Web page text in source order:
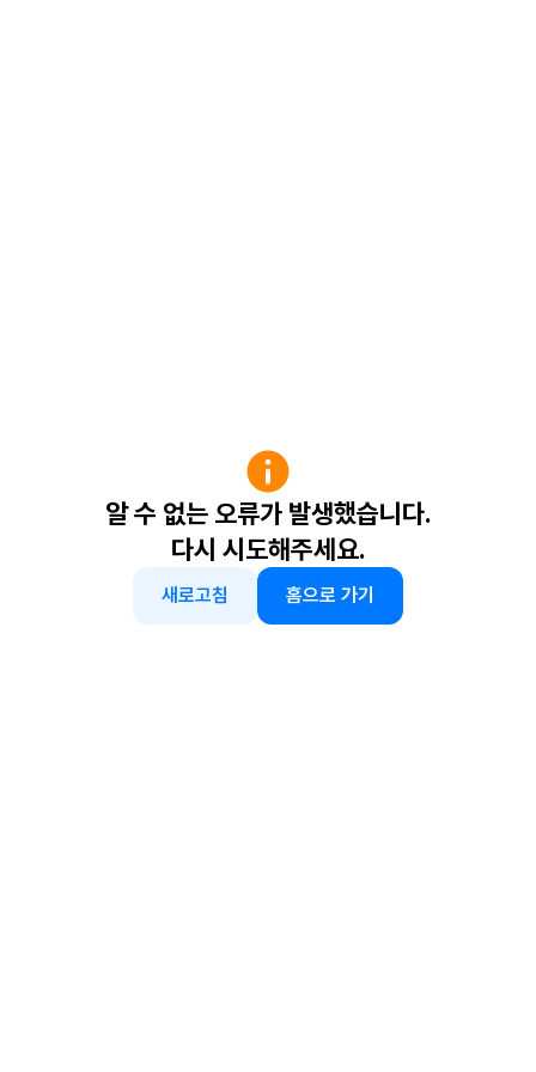
알 수 없는 오류가 발생했습니다.
다시 시도해주세요.
새로고침 홈으로 가기